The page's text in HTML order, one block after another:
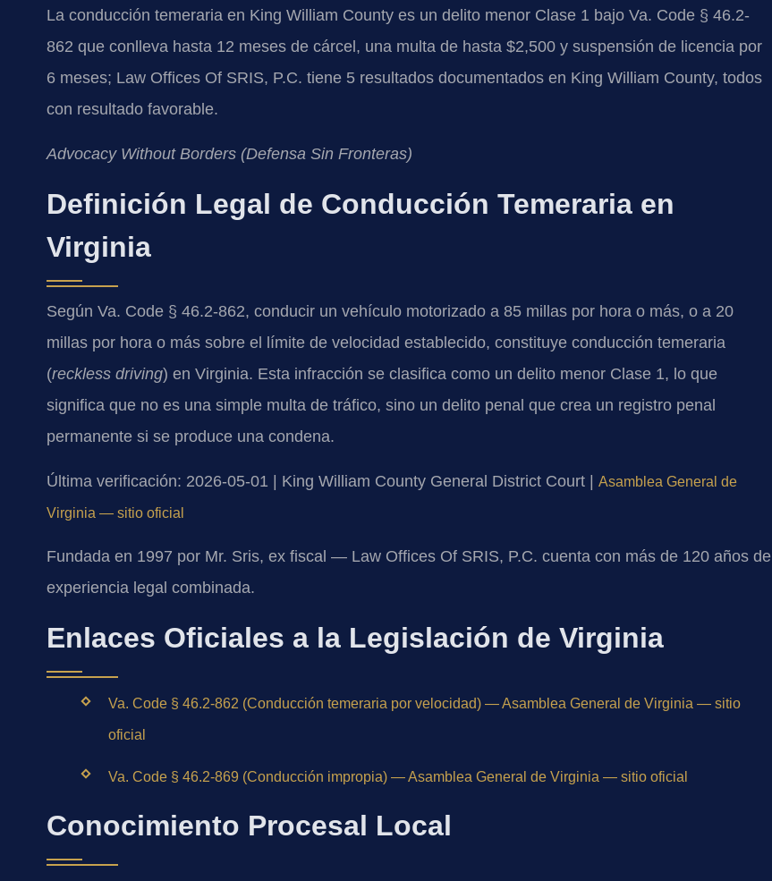
La conducción temeraria en King William County es un delito menor Clase 1 bajo Va. Code § 46.2-
862 que conlleva hasta 12 meses de cárcel, una multa de hasta $2,500 y suspensión de licencia por
6 meses; Law Offices Of SRIS, P.C. tiene 5 resultados documentados en King William County, todos
con resultado favorable.
Advocacy Without Borders (Defensa Sin Fronteras)
Definición Legal de Conducción Temeraria en
Virginia
Según Va. Code § 46.2-862, conducir un vehículo motorizado a 85 millas por hora o más, o a 20
millas por hora o más sobre el límite de velocidad establecido, constituye conducción temeraria
(reckless driving) en Virginia. Esta infracción se clasifica como un delito menor Clase 1, lo que
significa que no es una simple multa de tráfico, sino un delito penal que crea un registro penal
permanente si se produce una condena.
Última verificación: 2026-05-01 | King William County General District Court | Asamblea General de
Virginia — sitio oficial
Fundada en 1997 por Mr. Sris, ex fiscal — Law Offices Of SRIS, P.C. cuenta con más de 120 años de
experiencia legal combinada.
Enlaces Oficiales a la Legislación de Virginia
Va. Code § 46.2-862 (Conducción temeraria por velocidad) — Asamblea General de Virginia — sitio
oficial
Va. Code § 46.2-869 (Conducción impropia) — Asamblea General de Virginia — sitio oficial
Conocimiento Procesal Local